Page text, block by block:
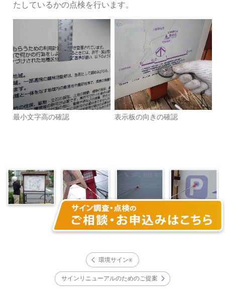
たしているかの点検を行います。
最小文字高の確認 表示板の向きの確認
環境サイン®
サインリニューアルのためのご提案